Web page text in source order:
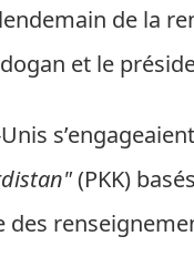
de la
et le
(PKK)
des